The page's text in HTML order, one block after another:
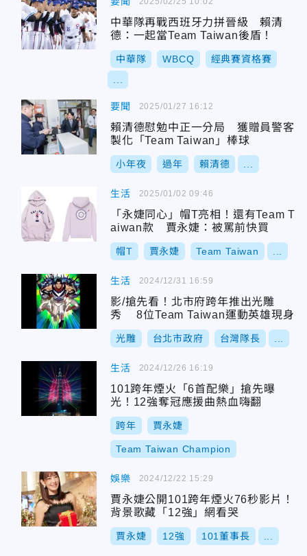
中華隊再戰西班牙力拼晉級 賴清
德：一起當Team Taiwan後盾！
中華隊 WBCQ 經典賽資格賽
要聞
賴清德慰勉中正一分局 獲贈員警客
製化「Team Taiwan」棒球
小年夜 過年 賴清德
2025/01/27 16:12
生活
「永婕同心」帽T亮相！還有Team T
aiwan款 賈永婕：被罵前快買
帽T 賈永婕 Team Taiwan
2025/01/02 09:46
生活
影/搶先看！北市府跨年推出光雕
秀 8位Team Taiwan運動英雄現身
光雕 台北市政府 台灣隊長
2024/12/31 16:59
生活
101跨年煙火「6首配樂」搶先曝
光！12強奪冠應援曲熱血嗨翻
跨年 賈永婕
Team Taiwan Champion
2024/12/26 16:19
娛樂
賈永婕公開101跨年煙火76秒影片！
背景歌藏「12強」網看哭
賈永婕 12強 101董事長
2024/12/22 15:29